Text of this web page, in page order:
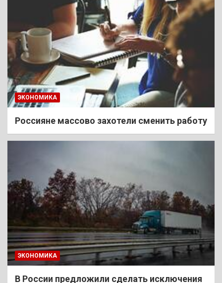
ЭКОНОМИКА
Россияне массово захотели сменить работу
ЭКОНОМИКА
В России предложили сделать исключения